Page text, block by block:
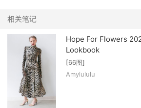
相关笔记
Hope For Flowers
Lookbook
[66图]
Amylululu